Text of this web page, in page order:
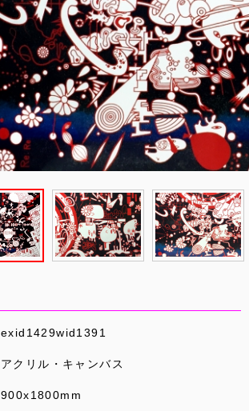
exid1429wid1391
アクリル・キャンバス
900x1800mm